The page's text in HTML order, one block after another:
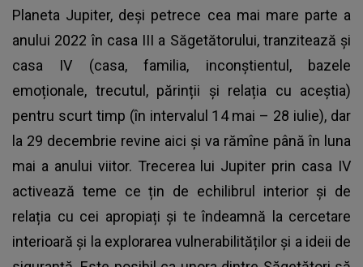
Planeta Jupiter, deși petrece cea mai mare parte a
anului 2022 în casa III a Săgetătorului, tranzitează și
casa IV (casa, familia, inconștientul, bazele
emoționale, trecutul, părinții și relația cu aceștia)
pentru scurt timp (în intervalul 14 mai – 28 iulie), dar
la 29 decembrie revine aici și va rămîne până în luna
mai a anului viitor. Trecerea lui Jupiter prin casa IV
activează teme ce țin de echilibrul interior și de
relația cu cei apropiați și te îndeamnă la cercetare
interioară și la explorarea vulnerabilităților și a ideii de